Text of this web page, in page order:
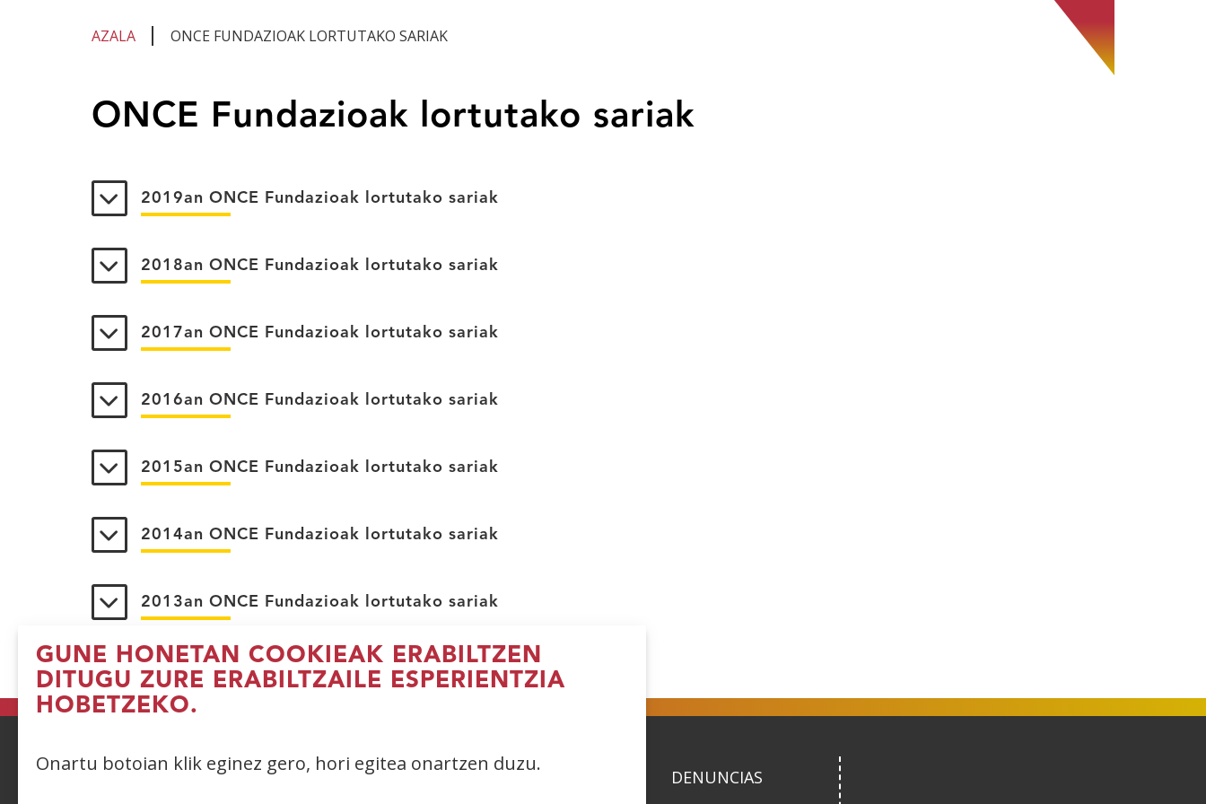
GUNE HONETAN COOKIEAK ERABILTZEN
DITUGU ZURE ERABILTZAILE ESPERIENTZIA
HOBETZEKO.
Onartu botoian klik eginez gero, hori egitea onartzen duzu.
AZALA ONCE FUNDAZIOAK LORTUTAKO SARIAK
ONCE Fundazioak lortutako sariak
2019an ONCE Fundazioak lortutako sariak
2018an ONCE Fundazioak lortutako sariak
2017an ONCE Fundazioak lortutako sariak
2016an ONCE Fundazioak lortutako sariak
2015an ONCE Fundazioak lortutako sariak
2014an ONCE Fundazioak lortutako sariak
2013an ONCE Fundazioak lortutako sariak
AVISO LEGAL PRIVACIDAD DENUNCIAS